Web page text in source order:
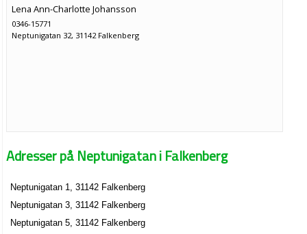
Lena Ann-Charlotte Johansson
0346-15771
Neptunigatan 32, 31142 Falkenberg
Adresser på Neptunigatan i Falkenberg
Neptunigatan 1, 31142 Falkenberg
Neptunigatan 3, 31142 Falkenberg
Neptunigatan 5, 31142 Falkenberg